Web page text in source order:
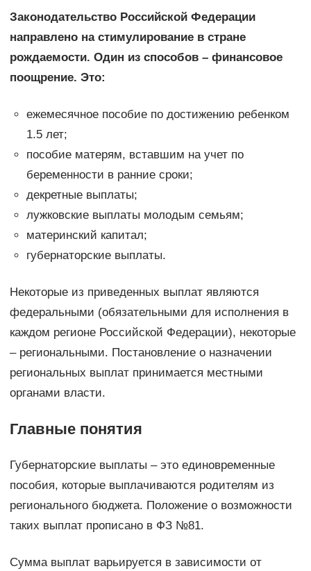
Законодательство Российской Федерации
направлено на стимулирование в стране
рождаемости. Один из способов – финансовое
поощрение. Это:
ежемесячное пособие по достижению ребенком
1.5 лет;
пособие матерям, вставшим на учет по
беременности в ранние сроки;
декретные выплаты;
лужковские выплаты молодым семьям;
материнский капитал;
губернаторские выплаты.
Некоторые из приведенных выплат являются
федеральными (обязательными для исполнения в
каждом регионе Российской Федерации), некоторые
– региональными. Постановление о назначении
региональных выплат принимается местными
органами власти.
Главные понятия
Губернаторские выплаты – это единовременные
пособия, которые выплачиваются родителям из
регионального бюджета. Положение о возможности
таких выплат прописано в ФЗ №81.
Сумма выплат варьируется в зависимости от